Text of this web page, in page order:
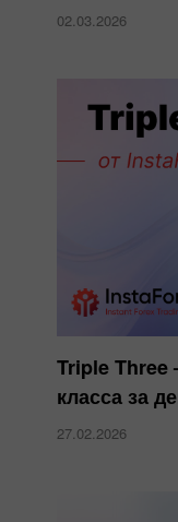
02.03.2026
Triple
класса за
27.02.2026